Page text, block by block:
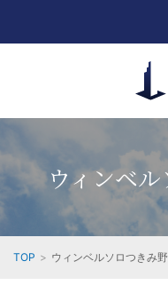
ウィンベ
TOP ウィンベルソロつきみ野